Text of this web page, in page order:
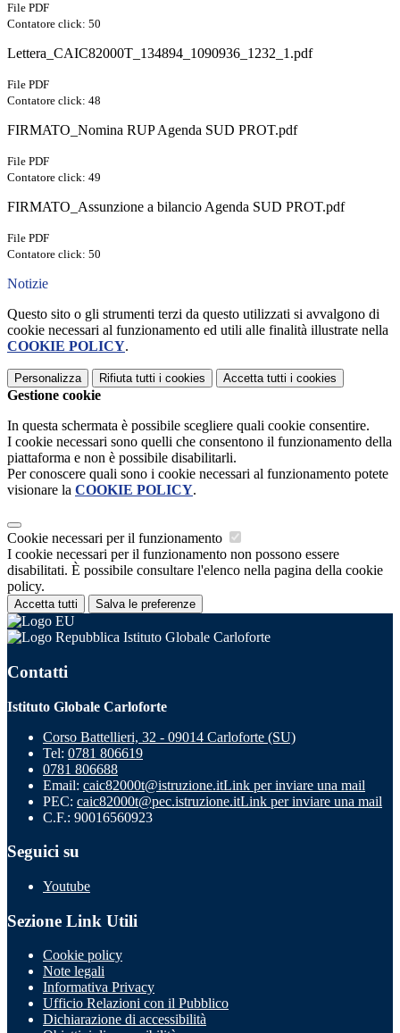
File PDF
Contatore click: 50
Lettera_CAIC82000T_134894_1090936_1232_1.pdf
File PDF
Contatore click: 48
FIRMATO_Nomina RUP Agenda SUD PROT.pdf
File PDF
Contatore click: 49
FIRMATO_Assunzione a bilancio Agenda SUD PROT.pdf
File PDF
Contatore click: 50
Notizie
Questo sito o gli strumenti terzi da questo utilizzati si avvalgono di
cookie necessari al funzionamento ed utili alle finalità illustrate nella
COOKIE POLICY.
Personalizza Rifiuta tutti i cookies Accetta tutti i cookies
Gestione cookie
In questa schermata è possibile scegliere quali cookie consentire.
I cookie necessari sono quelli che consentono il funzionamento della
piattaforma e non è possibile disabilitarli.
Per conoscere quali sono i cookie necessari al funzionamento potete
visionare la COOKIE POLICY.
Cookie necessari per il funzionamento
I cookie necessari per il funzionamento non possono essere
disabilitati. È possibile consultare l'elenco nella pagina della cookie
policy.
Accetta tutti Salva le preferenze
Istituto Globale Carloforte
Contatti
Istituto Globale Carloforte
Corso Battellieri, 32 - 09014 Carloforte (SU)
Tel: 0781 806619
0781 806688
Email: caic82000t@istruzione.itLink per inviare una mail
PEC: caic82000t@pec.istruzione.itLink per inviare una mail
C.F.: 90016560923
Seguici su
Youtube
Sezione Link Utili
Cookie policy
Note legali
Informativa Privacy
Ufficio Relazioni con il Pubblico
Dichiarazione di accessibilità